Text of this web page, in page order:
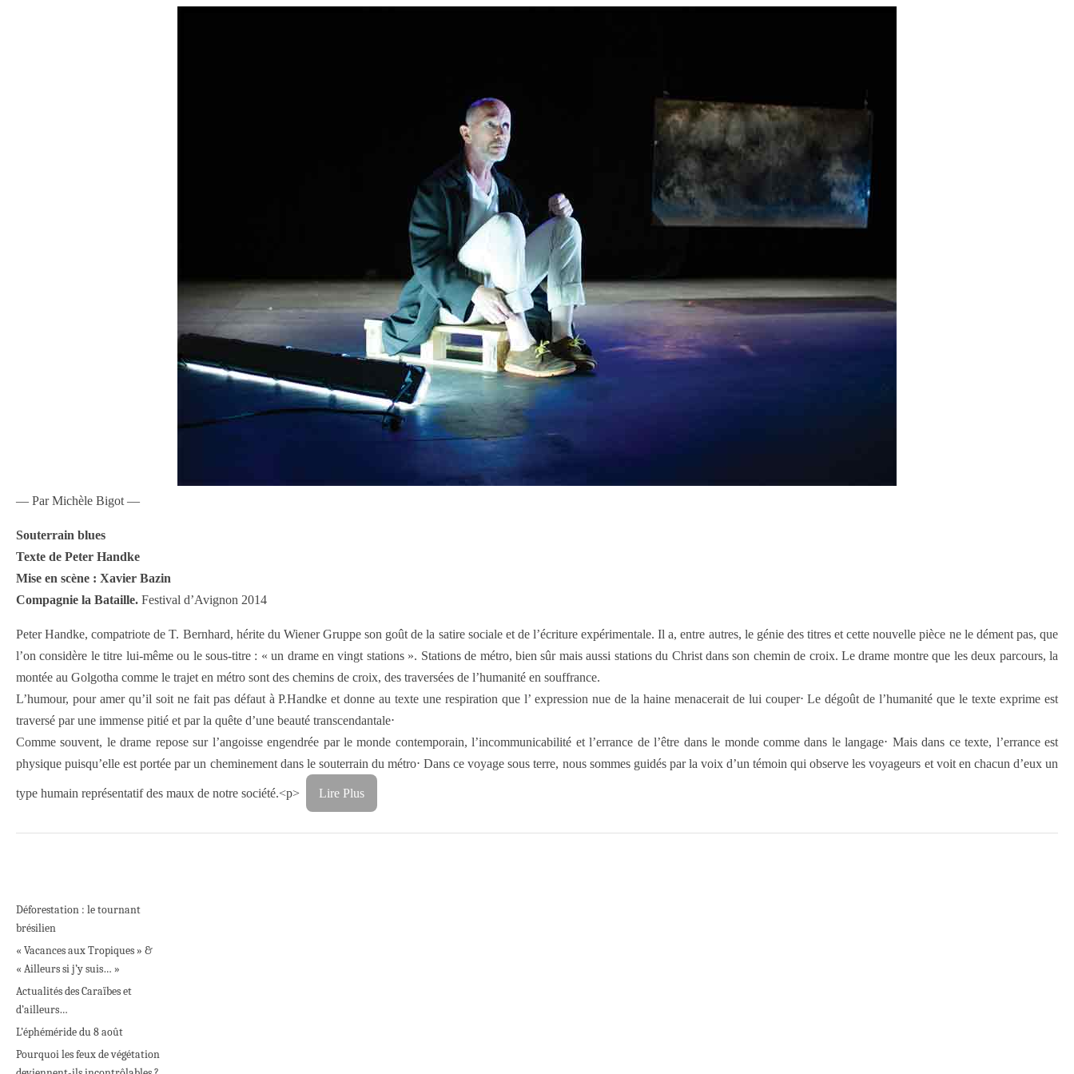
— Par Michèle Bigot —
Souterrain blues
Texte de Peter Handke
Mise en scène : Xavier Bazin
Compagnie la Bataille. Festival d’Avignon 2014
Peter Handke, compatriote de T. Bernhard, hérite du Wiener Gruppe son goût de la satire sociale et de l’écriture expérimentale. Il a, entre autres, le génie des titres et cette nouvelle pièce ne le dément pas, que
l’on considère le titre lui-même ou le sous-titre : « un drame en vingt stations ». Stations de métro, bien sûr mais aussi stations du Christ dans son chemin de croix. Le drame montre que les deux parcours, la
montée au Golgotha comme le trajet en métro sont des chemins de croix, des traversées de l’humanité en souffrance.
L’humour, pour amer qu’il soit ne fait pas défaut à P.Handke et donne au texte une respiration que l’ expression nue de la haine menacerait de lui couper⋅ Le dégoût de l’humanité que le texte exprime est
traversé par une immense pitié et par la quête d’une beauté transcendantale⋅
Comme souvent, le drame repose sur l’angoisse engendrée par le monde contemporain, l’incommunicabilité et l’errance de l’être dans le monde comme dans le langage⋅ Mais dans ce texte, l’errance est
physique puisqu’elle est portée par un cheminement dans le souterrain du métro⋅ Dans ce voyage sous terre, nous sommes guidés par la voix d’un témoin qui observe les voyageurs et voit en chacun d’eux un
type humain représentatif des maux de notre société.<p> Lire Plus
Déforestation : le tournant
brésilien
« Vacances aux Tropiques » &
« Ailleurs si j’y suis… »
Actualités des Caraïbes et
d’ailleurs…
L’éphéméride du 8 août
Pourquoi les feux de végétation